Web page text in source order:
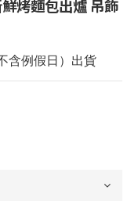
烤麵包出爐 吊飾
含例假日）出貨